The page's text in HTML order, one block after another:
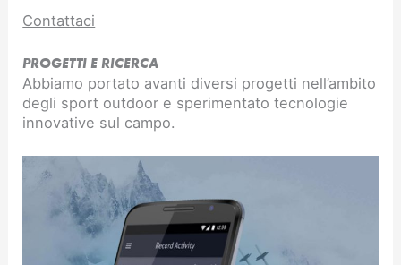
Contattaci
PROGETTI E RICERCA
Abbiamo portato avanti diversi progetti nell’ambito
degli sport outdoor e sperimentato tecnologie
innovative sul campo.